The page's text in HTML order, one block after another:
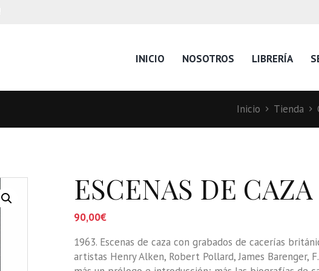
INICIO NOSOTROS LIBRERÍA
Inicio Tienda
ESCENAS DE CAZA
90,00€
1963. Escenas de caza con grabados de cacerías
artistas Henry Alken, Robert Pollard, James Barenger,